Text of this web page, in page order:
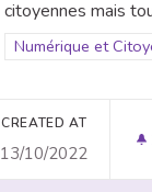
citoyennes mais
Filter results for
Numérique et
CREATED AT
13/10/2022